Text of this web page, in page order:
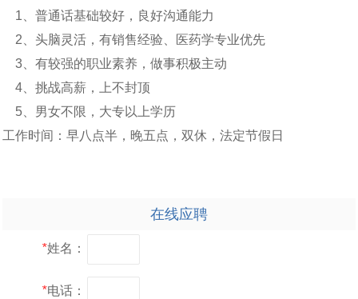
1、普通话基础较好，良好沟通能力
2、头脑灵活，有销售经验、医药学专业优先
3、有较强的职业素养，做事积极主动
4、挑战高薪，上不封顶
5、男女不限，大专以上学历
工作时间：早八点半，晚五点，双休，法定节假日
在线应聘
*姓名：
*电话：